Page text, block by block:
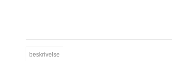
beskrivelse